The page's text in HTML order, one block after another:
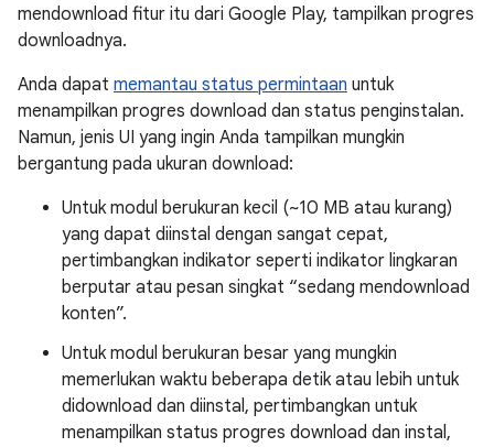
mendownload fitur itu dari Google Play, tampilkan progres
downloadnya.
Anda dapat memantau status permintaan untuk
menampilkan progres download dan status penginstalan.
Namun, jenis UI yang ingin Anda tampilkan mungkin
bergantung pada ukuran download:
Untuk modul berukuran kecil (~10 MB atau kurang)
yang dapat diinstal dengan sangat cepat,
pertimbangkan indikator seperti indikator lingkaran
berputar atau pesan singkat “sedang mendownload
konten”.
Untuk modul berukuran besar yang mungkin
memerlukan waktu beberapa detik atau lebih untuk
didownload dan diinstal, pertimbangkan untuk
menampilkan status progres download dan instal,